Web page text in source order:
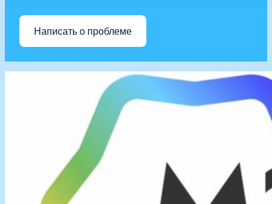
Написать о проблеме